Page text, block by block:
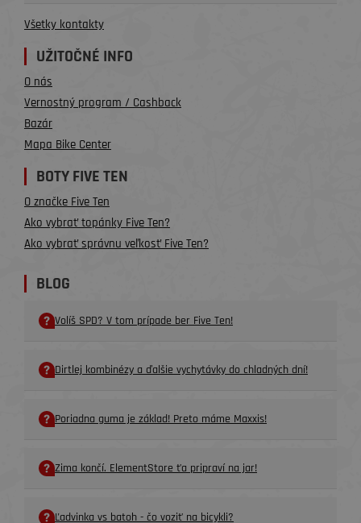
Všetky kontakty
UŽITOČNÉ INFO
O nás
Vernostný program / Cashback
Bazár
Mapa Bike Center
BOTY FIVE TEN
O značke Five Ten
Ako vybrať topánky Five Ten?
Ako vybrať správnu veľkosť Five Ten?
BLOG
Volíš SPD? V tom prípade ber Five Ten!
Dirtlej kombinézy a ďalšie vychytávky do chladných dní!
Poriadna guma je základ! Preto máme Maxxis!
Zima končí. ElementStore ťa pripraví na jar!
Ľadvinka vs batoh - čo voziť na bicykli?